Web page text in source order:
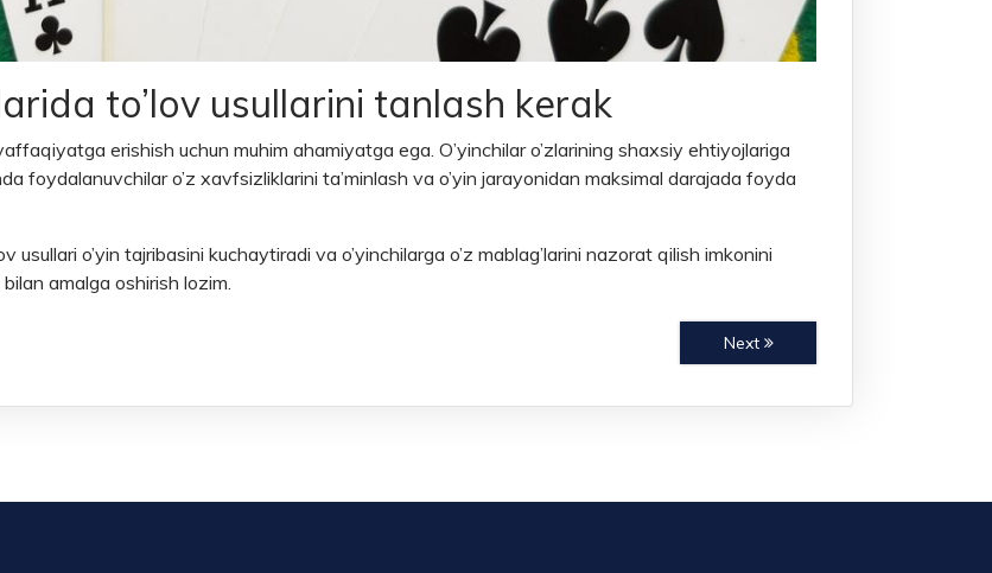
to’lov usullarini tanlash kerak
erishish uchun muhim ahamiyatga ega. O’yinchilar o’zlarining shaxsiy ehtiyojlariga
foydalanuvchilar o’z xavfsizliklarini ta’minlash va o’yin jarayonidan maksimal darajada foyda
usullari o’yin tajribasini kuchaytiradi va o’yinchilarga o’z mablag’larini nazorat qilish imkonini
amalga oshirish lozim.
Next